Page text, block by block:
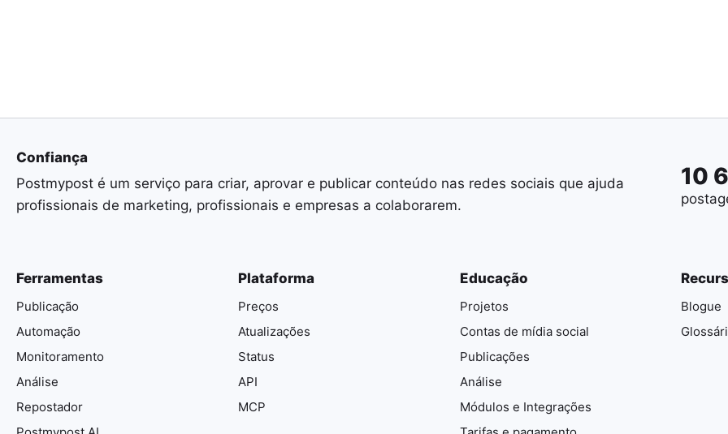
Confiança
Postmypost é um serviço para criar, aprovar e publicar conteúdo nas redes sociais que ajuda
profissionais de marketing, profissionais e empresas a colaborarem.
10
Ferramentas
Publicação
Automação
Monitoramento
Análise
Repostador
Plataforma
Preços
Atualizações
Status
API
MCP
Blogue
Educação
Projetos
Contas de mídia social
Publicações
Análise
Módulos e Integrações